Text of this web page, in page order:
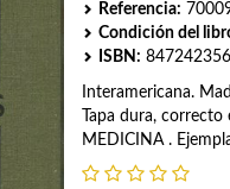
Referencia:
Condición del
ISBN:
Interamericana.
Tapa dura,
MEDICINA .